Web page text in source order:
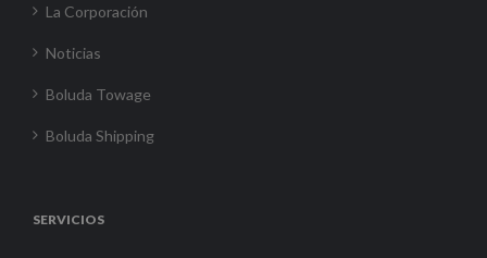
La Corporación
Noticias
Boluda Towage
Boluda Shipping
SERVICIOS